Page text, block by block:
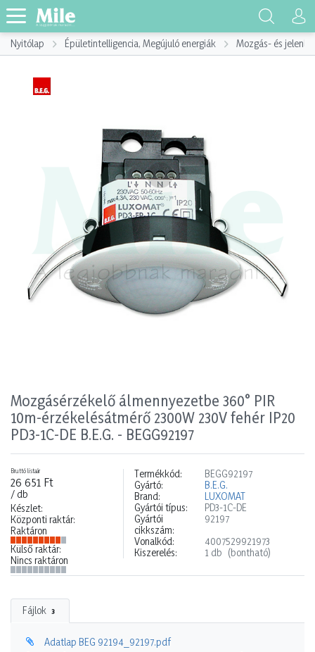
Nyitólap Épületintelligencia, Megújuló energiák Mozgás- és
Mozgásérzékelő álmennyezetbe 360° PIR
10m-érzékelésátmérő 2300W 230V fehér IP20
PD3-1C-DE B.E.G. - BEGG92197
Bruttó listaár
26 651 Ft
/ db
Készlet:
Központi raktár:
Raktáron
Külső raktár:
Nincs raktáron
Termékkód:
BEGG92197
Gyártó:
B.E.G.
Brand:
LUXOMAT
Gyártói típus:
PD3-1C-DE
Gyártói
cikkszám:
92197
Vonalkód:
4007529921973
Kiszerelés:
1 db (bontható)
Fájlok 3
Adatlap BEG 92194_92197.pdf